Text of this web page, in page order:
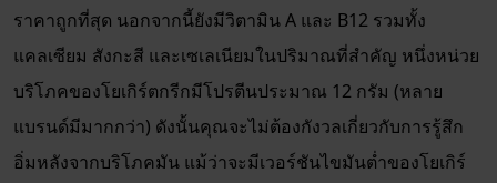
ราคาถูกที่สุด นอกจากนี้ยังมีวิตามิน A และ B12 รวมทั้ง
แคลเซียม สังกะสี และเซเลเนียมในปริมาณที่สำคัญ หนึ่งหน่วย
บริโภคของโยเกิร์ตกรีกมีโปรตีนประมาณ 12 กรัม (หลาย
แบรนด์มีมากกว่า) ดังนั้นคุณจะไม่ต้องกังวลเกี่ยวกับการรู้สึก
อิ่มหลังจากบริโภคมัน แม้ว่าจะมีเวอร์ชันไขมันต่ำของโยเกิร์